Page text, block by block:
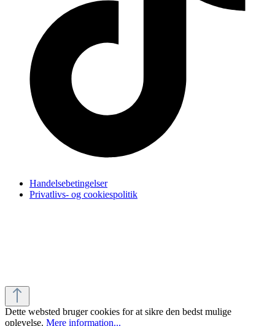
Handelsebetingelser
Privatlivs- og cookiespolitik
Dette websted bruger cookies for at sikre den bedst mulige
oplevelse. Mere information...